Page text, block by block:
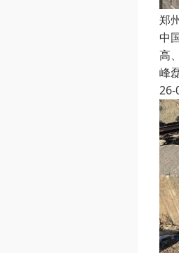
郑
中
高
峰
26-